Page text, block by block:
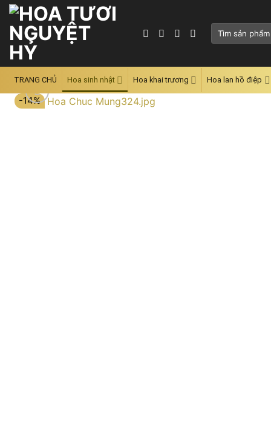
Skip
content
Tìm
TRANG CHỦ Hoa sinh nhật Hoa khai trương Hoa lan hồ điệp
-14%